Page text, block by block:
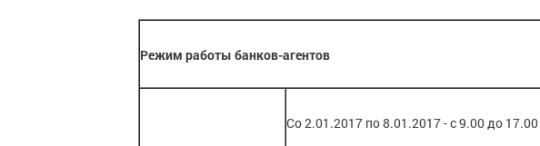
Режим работы банков-агентов
Со 2.01.2017 по 8.01.2017 - с 9.00 до 17.00